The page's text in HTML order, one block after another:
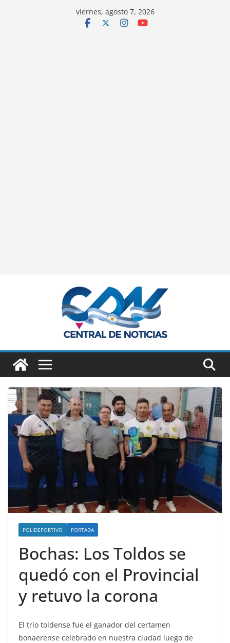
viernes, agosto 7, 2026
POLIDEPORTIVO PORTADA
Bochas: Los Toldos se
quedó con el Provincial
y retuvo la corona
El trío toldense fue el ganador del certamen
bonaerense celebrado en nuestra ciudad luego de